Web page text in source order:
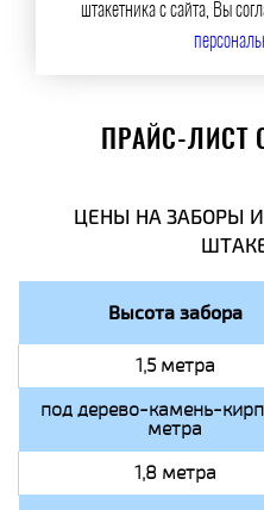
штакетника с сайта, Вы
ПРАЙС-ЛИСТ
ЦЕНЫ НА ЗАБОРЫ
Высота забора
1,5 метра
под дерево-камень-
метра
1,8 метра